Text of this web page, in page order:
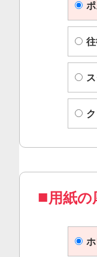
ポ
用紙